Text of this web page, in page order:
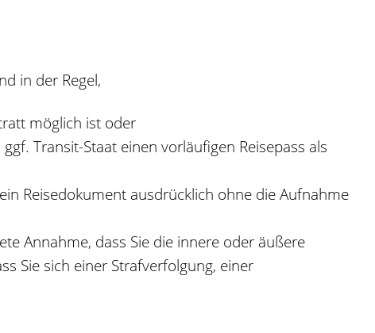
in der Regel,
möglich ist oder
Transit-Staat einen vorläufigen Reisepass als
Reisedokument ausdrücklich ohne die Aufnahme
Annahme, dass Sie die innere oder äußere
Sie sich einer Strafverfolgung, einer